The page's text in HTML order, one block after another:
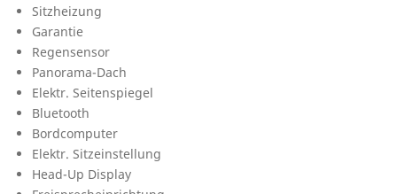
Sitzheizung
Garantie
Regensensor
Panorama-Dach
Elektr. Seitenspiegel
Bluetooth
Bordcomputer
Elektr. Sitzeinstellung
Head-Up Display